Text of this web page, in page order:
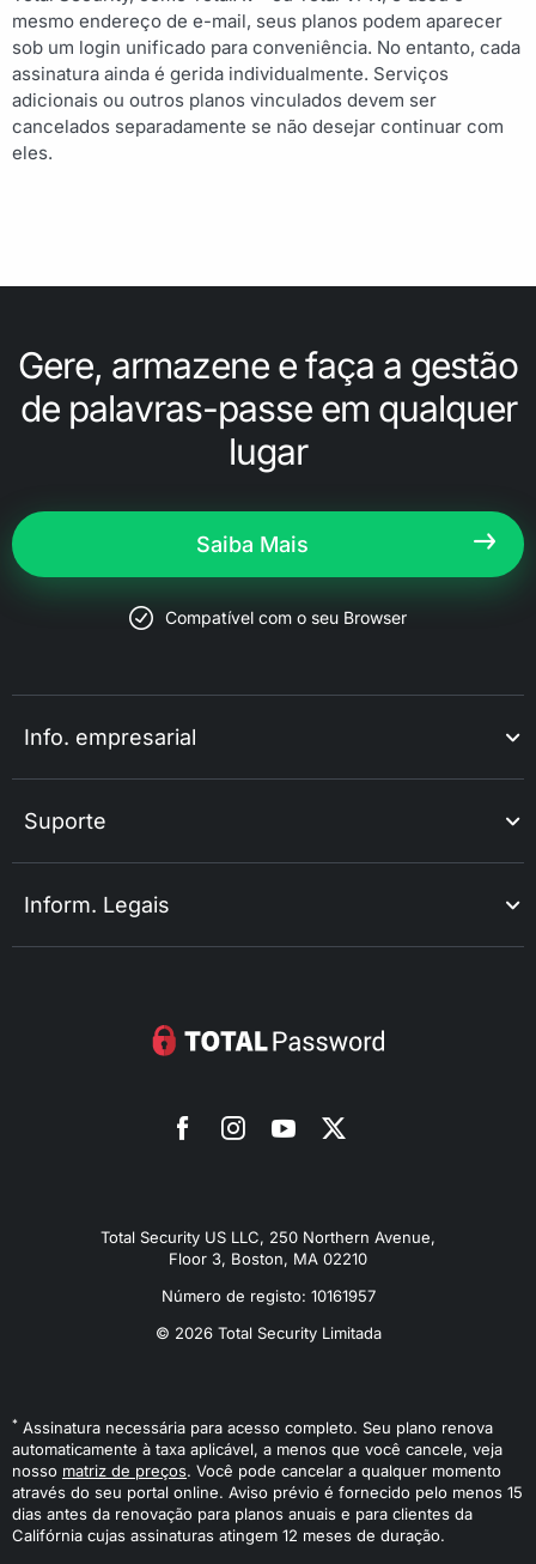
mesmo endereço de e-mail, seus planos podem aparecer
sob um login unificado para conveniência. No entanto, cada
assinatura ainda é gerida individualmente. Serviços
adicionais ou outros planos vinculados devem ser
cancelados separadamente se não desejar continuar com
eles.
Gere, armazene e faça a gestão
de palavras-passe em qualquer
lugar
Saiba Mais
Compatível com o seu Browser
Total Security US LLC, 250 Northern Avenue,
Floor 3, Boston, MA 02210
Número de registo: 10161957
© 2026 Total Security Limitada
Info. empresarial
Suporte
Inform. Legais
* Assinatura necessária para acesso completo. Seu plano renova
automaticamente à taxa aplicável, a menos que você cancele, veja
nosso matriz de preços. Você pode cancelar a qualquer momento
através do seu portal online. Aviso prévio é fornecido pelo menos 15
dias antes da renovação para planos anuais e para clientes da
Califórnia cujas assinaturas atingem 12 meses de duração.